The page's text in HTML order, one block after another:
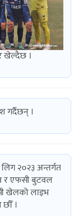
खेल्दैछ ।
गर्दैछन् ।
२०२३ अन्तर्गत
एफसी बुटवल
खेलको लाइभ
।